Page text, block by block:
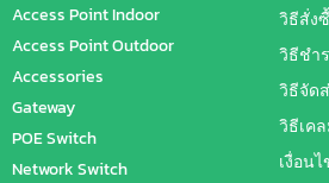
Access Point Indoor
Access Point Outdoor
Accessories
Gateway
POE Switch
Network Switch
วิธีสั่ง
วิธีชำ
วิธีจัด
วิธีเค
เงื่อน